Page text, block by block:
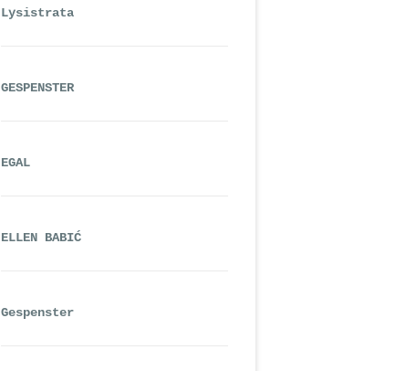
Lysistrata
GESPENSTER
EGAL
ELLEN BABIĆ
Gespenster